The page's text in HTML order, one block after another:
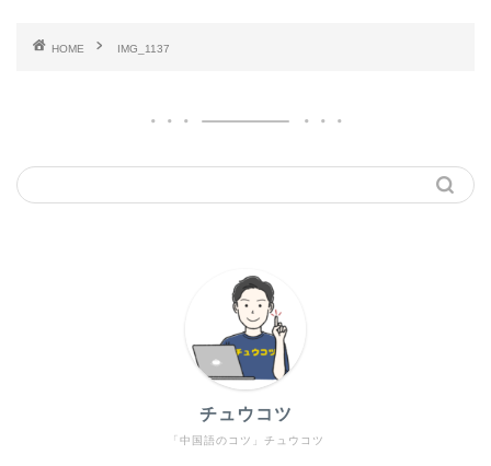
HOME IMG_1137
「中国語のコツ」チュウコツ
チュウコツ